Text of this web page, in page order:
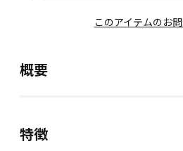
このアイテムのお
概要
特徴